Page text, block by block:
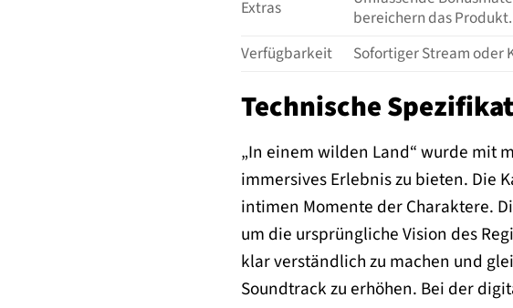
Extras
bereichern das Produkt.
Verfügbarkeit
Sofortiger Stream oder
Technische
„In einem wilden Land“ wurde mit
immersives Erlebnis zu bieten. Die
intimen Momente der Charaktere.
um die ursprüngliche Vision des
klar verständlich zu machen und
Soundtrack zu erhöhen. Bei der